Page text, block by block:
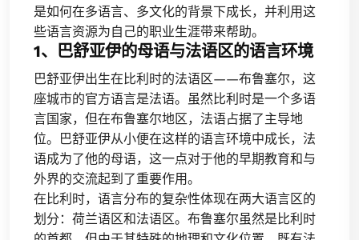
是如何在多语言、多文化的背景下成长，并利用这
些语言资源为自己的职业生涯带来帮助。
1、巴舒亚伊的母语与法语区的语言环境
巴舒亚伊出生在比利时的法语区——布鲁塞尔，这
座城市的官方语言是法语。虽然比利时是一个多语
言国家，但在布鲁塞尔地区，法语占据了主导地
位。巴舒亚伊从小便在这样的语言环境中成长，法
语成为了他的母语，这一点对于他的早期教育和与
外界的交流起到了重要作用。
在比利时，语言分布的复杂性体现在两大语言区的
划分：荷兰语区和法语区。布鲁塞尔虽然是比利时